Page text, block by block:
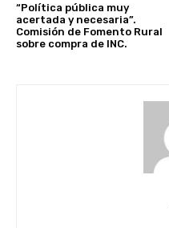
“Política pública muy
acertada y necesaria”.
Comisión de Fomento Rural
sobre compra de INC.